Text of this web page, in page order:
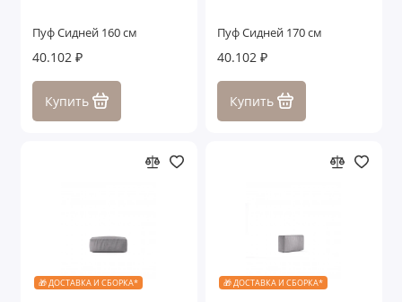
Пуф Сидней 160 см
40.102 ₽
Купить
Пуф Сидней 170 см
40.102 ₽
Купить
🎁 ДОСТАВКА И СБОРКА* 🎁 ДОСТАВКА И СБОРКА*